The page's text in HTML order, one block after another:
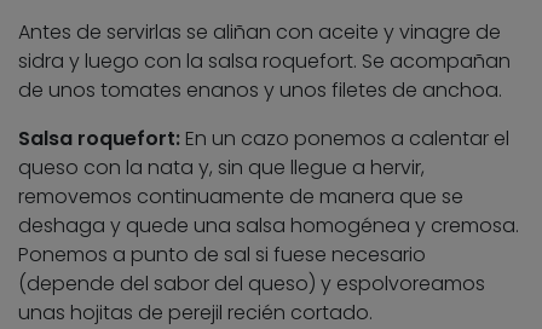
Antes de servirlas se aliñan con aceite y vinagre de
sidra y luego con la salsa roquefort. Se acompañan
de unos tomates enanos y unos filetes de anchoa.
Salsa roquefort: En un cazo ponemos a calentar el
queso con la nata y, sin que llegue a hervir,
removemos continuamente de manera que se
deshaga y quede una salsa homogénea y cremosa.
Ponemos a punto de sal si fuese necesario
(depende del sabor del queso) y espolvoreamos
unas hojitas de perejil recién cortado.